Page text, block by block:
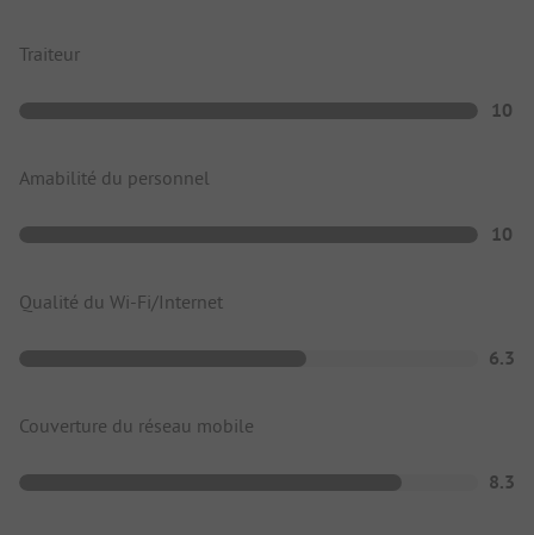
Traiteur
10
Amabilité du personnel
10
Qualité du Wi-Fi/Internet
6.3
Couverture du réseau mobile
8.3